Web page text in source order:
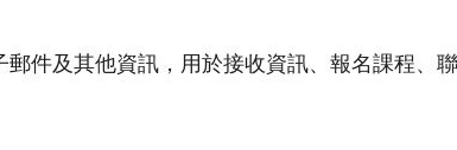
件及其他資訊，用於接收資訊、報名課程、